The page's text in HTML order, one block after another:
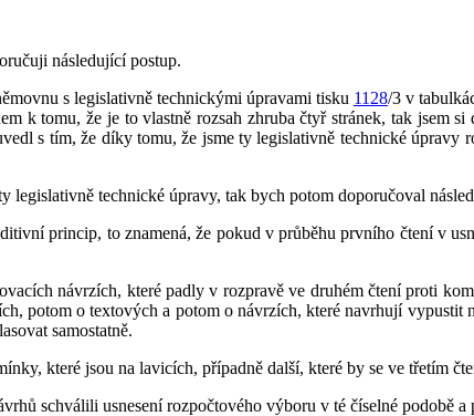
následující postup.
s legislativně technickými úpravami tisku 1128/3 v
k tomu, že je to vlastně rozsah zhruba čtyř stránek, tak jsem
s tím, že díky tomu, že jsme ty legislativně technické
legislativně technické úpravy, tak bych potom doporučoval
princip, to znamená, že pokud v průběhu prvního čtení v
návrzích, které padly v rozpravě ve druhém čtení proti
potom o textových a potom o návrzích, které navrhují
samostatně.
které jsou na lavicích, případně další, které by se ve třetím
schválili usnesení rozpočtového výboru v té číselné podobě a